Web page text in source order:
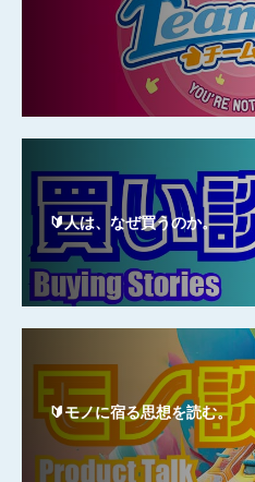
🔰人は、なぜ買うのか。
🔰モノに宿る思想を読む。